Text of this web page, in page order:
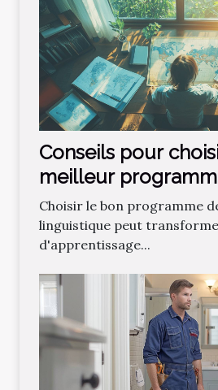
Conseils pour
meilleur
linguistique
Choisir le bon programme
linguistique peut
d'apprentissage...